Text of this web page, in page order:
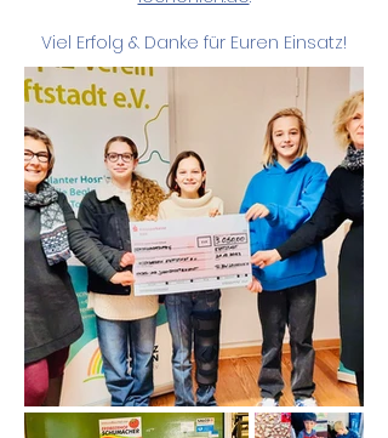
Viel Erfolg & Danke für Euren Einsatz!